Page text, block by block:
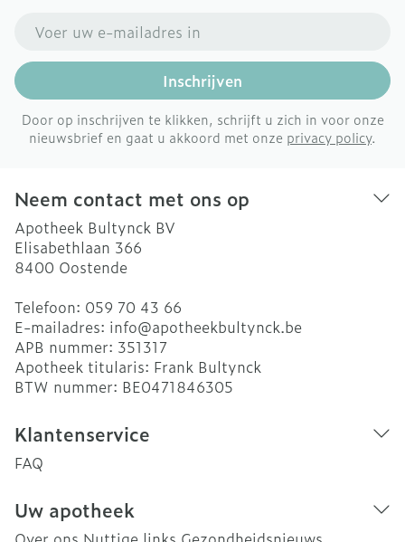
Inschrijven
Door op inschrijven te klikken, schrijft u zich in voor onze
nieuwsbrief en gaat u akkoord met onze privacy policy.
Neem contact met ons op
Apotheek Bultynck BV
Elisabethlaan 366
8400 Oostende
Telefoon: 059 70 43 66
E-mailadres: info@apotheekbultynck.be
APB nummer: 351317
Apotheek titularis: Frank Bultynck
BTW nummer: BE0471846305
Klantenservice
FAQ
Uw apotheek